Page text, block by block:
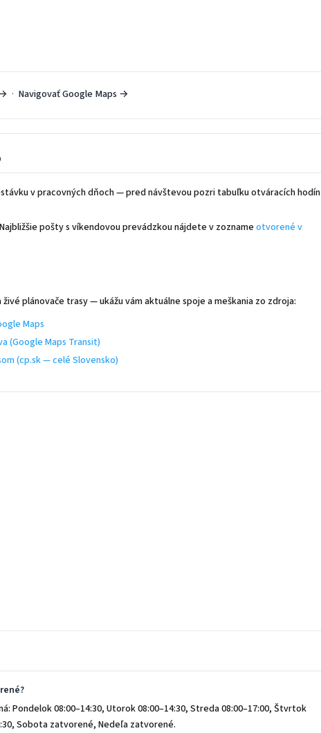
· Navigovať Google Maps →
v pracovných dňoch — pred návštevou pozri tabuľku otváracích hodín
pošty s víkendovou prevádzkou nájdete v zozname otvorené v
plánovače trasy — ukážu vám aktuálne spoje a meškania zo zdroja:
Maps
(Google Maps Transit)
(cp.sk — celé Slovensko)
Pondelok 08:00–14:30, Utorok 08:00–14:30, Streda 08:00–17:00, Štvrtok
Sobota zatvorené, Nedeľa zatvorené.